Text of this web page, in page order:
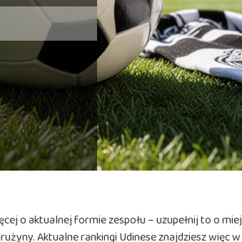
o aktualnej formie zespołu – uzupełnij to o
Aktualne rankingi Udinese znajdziesz więc